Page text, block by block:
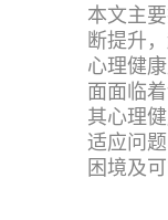
本文主
断提升
心理健
面面临
其心理
适应问
困境及